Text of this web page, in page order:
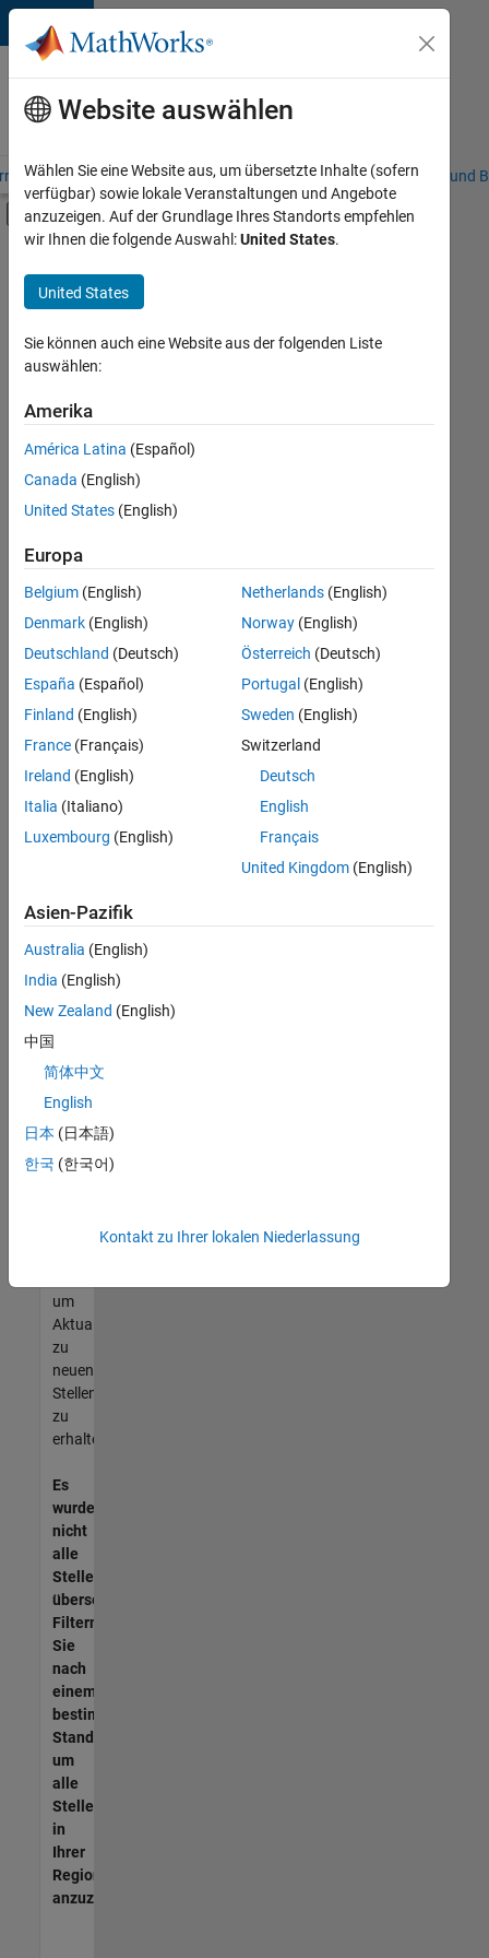
Weiter zum Inhalt
Karriere
bei
MathWorks
– Übersicht Stellensuche Niederlassungen Studierende und
Umschaltung für Off-Canvas-
Hauptinhalt
Praktika
Information Technology
Commercial Sales
Customer Support
Education Sales
Inside Sales
Sales Operations
Business Model Team
+8
Derzeit
es
keine
offenen
Stellen,
Ihren
Suchkriterien
entsprechen.
können
die
Suchkriterien
weiter
fassen
oder
alle
Stellenangebote
anzeigen .
noch
keine
offenen
Stellen
können,
die
Ihren
entsprechen,
werden
unseres
um
Aktualisierungen
zu
neuen
Stellenangeboten
zu
erhalten.
Es
wurden
nicht
alle
Stellen
übersetzt.
Filtern
Sie
nach
einem
bestimmten
Standort,
um
alle
Stellenangebote
in
Ihrer
Region
anzuzeigen.
Website auswählen
Wählen Sie eine Website aus, um übersetzte Inhalte (sofern
verfügbar) sowie lokale Veranstaltungen und Angebote
anzuzeigen. Auf der Grundlage Ihres Standorts empfehlen
wir Ihnen die folgende Auswahl:United States.
United States
Sie können auch eine Website aus der folgenden Liste
auswählen:
Amerika
América Latina (Español)
Canada (English)
United States (English)
Europa
Belgium (English)
Denmark (English)
Deutschland (Deutsch)
España (Español)
Finland (English)
France (Français)
Ireland (English)
Italia (Italiano)
Luxembourg (English)
Netherlands(English)
Norway(English)
Österreich (Deutsch)
Portugal (English)
Sweden (English)
Switzerland
Deutsch
English
Français
United Kingdom(English)
Asien-Pazifik
Australia (English)
India (English)
New Zealand (English)
中国
简体中文
English
日本 (日本語)
한국 (한국어)
Kontakt zu Ihrer lokalen Niederlassung